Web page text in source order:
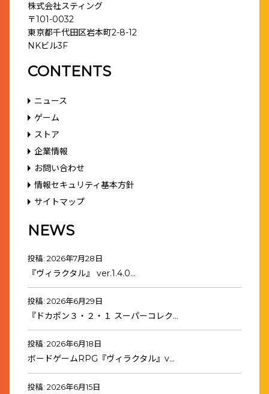
株式会社スティング
〒101-0032
東京都千代田区岩本町2-8-12
NKビル3F
CONTENTS
ニュース
ゲーム
ストア
企業情報
お問い合わせ
情報セキュリティ基本方針
サイトマップ
NEWS
投稿: 2026年7月28日
『ヴィラクタル』 ver.1.4.0…
投稿: 2026年6月29日
『ドカポン３・２・１ スーパーコレク…
投稿: 2026年6月18日
ボードゲームRPG『ヴィラクタル』v…
投稿: 2026年6月15日